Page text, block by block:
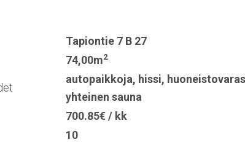
Tapiontie 7 B 27
74,00m2
autopaikkoja, hissi,
yhteinen sauna
700.85€ / kk
10